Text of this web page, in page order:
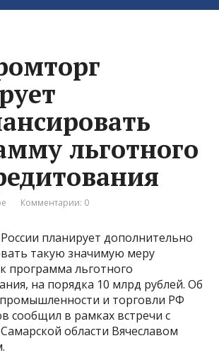
льготного
Комментарии: 0
планирует дополнительно
такую значимую меру
программа льготного
на порядка 10 млрд рублей. Об
и торговли РФ
сообщил в рамках встречи с
области Вячеславом